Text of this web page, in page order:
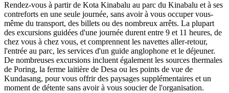
Rendez-vous à partir de Kota Kinabalu au parc du Kinabalu et à ses
contreforts en une seule journée, sans avoir à vous occuper vous-
même du transport, des billets ou des nombreux arrêts. La plupart
des excursions guidées d'une journée durent entre 9 et 11 heures, de
chez vous à chez vous, et comprennent les navettes aller-retour,
l'entrée au parc, les services d'un guide anglophone et le déjeuner.
De nombreuses excursions incluent également les sources thermales
de Poring, la ferme laitière de Desa ou les points de vue de
Kundasang, pour vous offrir des paysages supplémentaires et un
moment de détente sans avoir à vous soucier de l'organisation.